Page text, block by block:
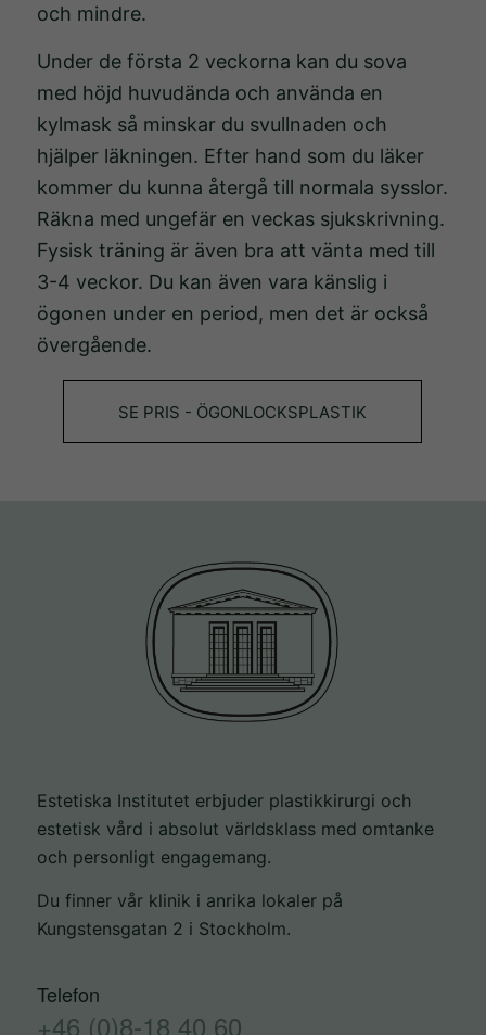
och mindre.
Under de första 2 veckorna kan du sova
med höjd huvudända och använda en
kylmask så minskar du svullnaden och
hjälper läkningen. Efter hand som du läker
kommer du kunna återgå till normala sysslor.
Räkna med ungefär en veckas sjukskrivning.
Fysisk träning är även bra att vänta med till
3-4 veckor. Du kan även vara känslig i
ögonen under en period, men det är också
övergående.
SE PRIS - ÖGONLOCKSPLASTIK
Estetiska Institutet erbjuder plastikkirurgi och
estetisk vård i absolut världsklass med omtanke
och personligt engagemang.
Du finner vår klinik i anrika lokaler på
Kungstensgatan 2 i Stockholm.
Telefon
+46 (0)8-18 40 60
Nödvändiga
Dessa kakor
går inte att
välja bort.
De behövs
för att
över huvud
fungera.
hemsidans
funktionalitet
uppbyggnad,
baserat på
hur
För att vår
hemsida ska
prestera så